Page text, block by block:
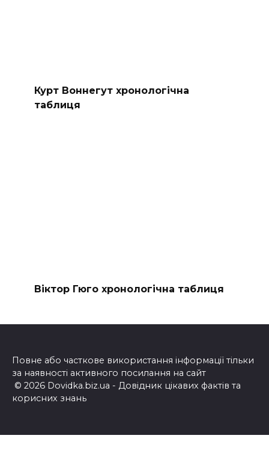
Курт Воннегут хронологічна
таблиця
Віктор Гюго хронологічна таблиця
Повне або часткове використання інформації тільки
за наявності активного посилання на сайт
© 2026 Dovidka.biz.ua - Довідник цікавих фактів та
корисних знань